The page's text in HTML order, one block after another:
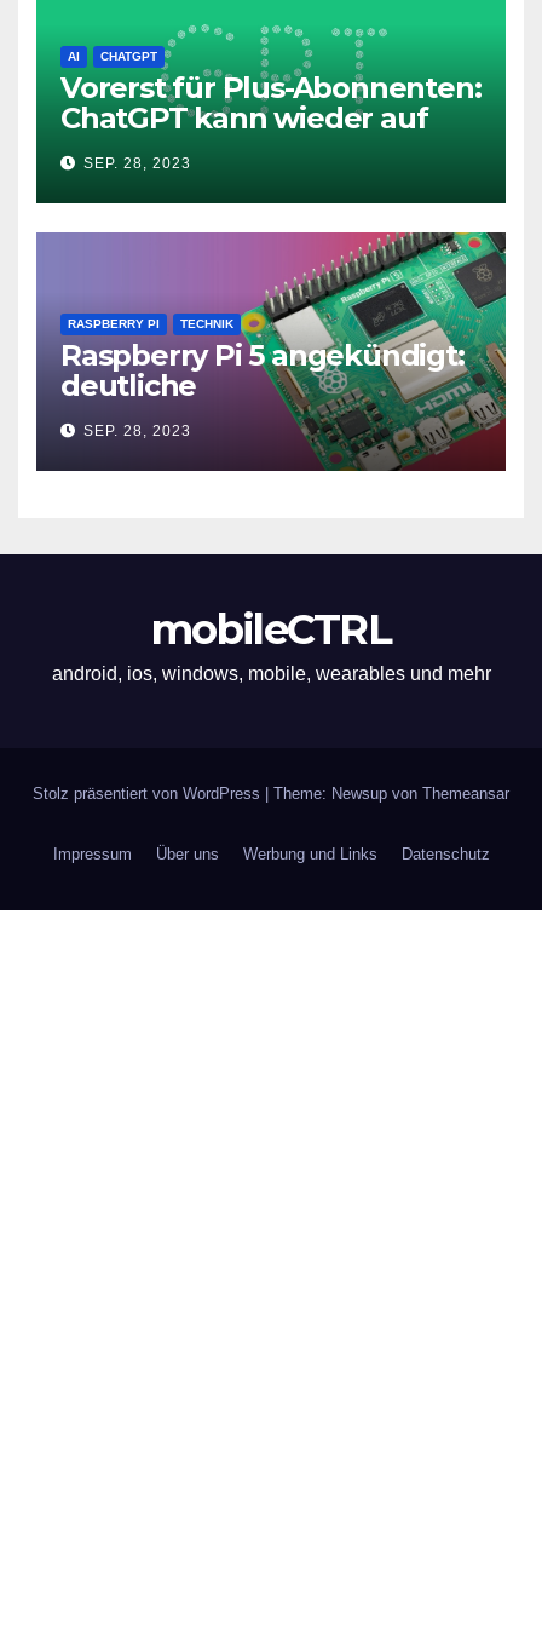
AI CHATGPT
Vorerst für Plus-Abonnenten:
ChatGPT kann wieder auf
das Internet zugreifen
SEP. 28, 2023
RASPBERRY PI TECHNIK
Raspberry Pi 5 angekündigt:
deutliche
Leistungssteigerung und bis
zu 2x 4K60
SEP. 28, 2023
mobileCTRL
android, ios, windows, mobile, wearables und mehr
Stolz präsentiert von WordPress Theme: Newsup von Themeansar
Impressum Über uns Werbung und Links Datenschutz